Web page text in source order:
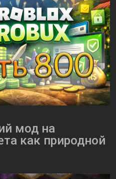
мод на
как природной